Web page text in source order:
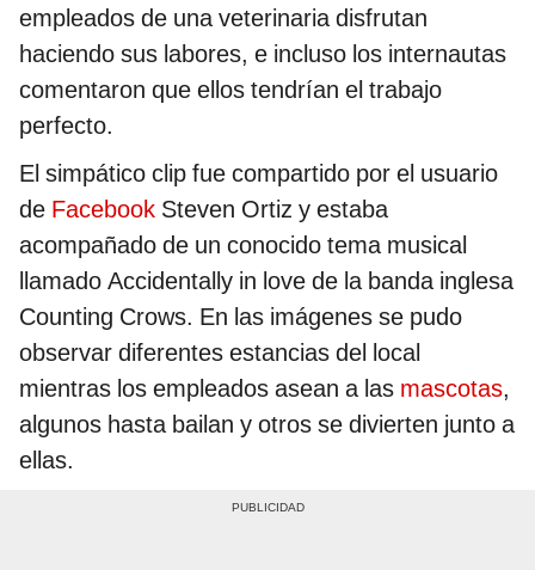
empleados de una veterinaria disfrutan
haciendo sus labores, e incluso los internautas
comentaron que ellos tendrían el trabajo
perfecto.
El simpático clip fue compartido por el usuario
de Facebook Steven Ortiz y estaba
acompañado de un conocido tema musical
llamado Accidentally in love de la banda inglesa
Counting Crows. En las imágenes se pudo
observar diferentes estancias del local
mientras los empleados asean a las mascotas,
algunos hasta bailan y otros se divierten junto a
ellas.